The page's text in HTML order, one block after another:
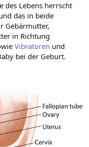
des Lebens herrscht
das in beide
Gebärmutter,
in Richtung
Vibratoren und
bei der Geburt.